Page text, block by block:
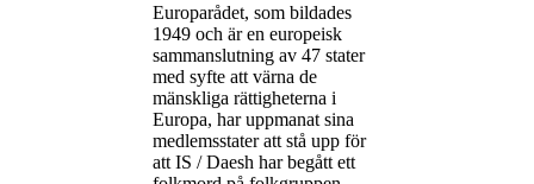
Europarådet, som bildades
1949 och är en europeisk
sammanslutning av 47 stater
med syfte att värna de
mänskliga rättigheterna i
Europa, har uppmanat sina
medlemsstater att stå upp för
att IS / Daesh har begått ett